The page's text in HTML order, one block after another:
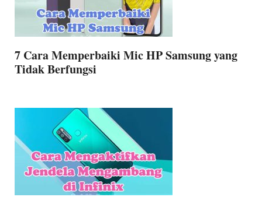
7 Cara Memperbaiki Mic HP Samsung yang
Tidak Berfungsi